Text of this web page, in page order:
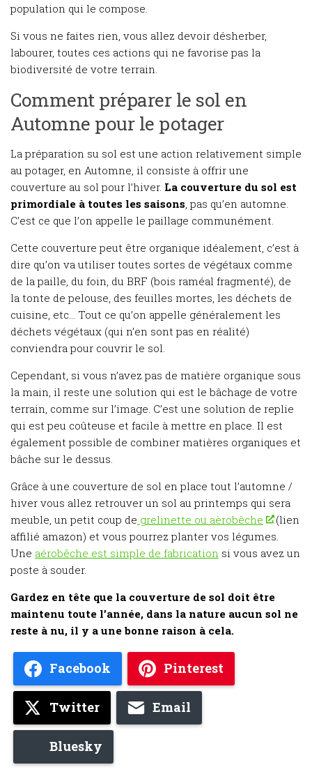
population qui le compose.
Si vous ne faites rien, vous allez devoir désherber,
labourer, toutes ces actions qui ne favorise pas la
biodiversité de votre terrain.
Comment préparer le sol en
Automne pour le potager
La préparation su sol est une action relativement simple
au potager, en Automne, il consiste à offrir une
couverture au sol pour l’hiver. La couverture du sol est
primordiale à toutes les saisons , pas qu’en automne.
C’est ce que l’on appelle le paillage communément.
Cette couverture peut être organique idéalement, c’est à
dire qu’on va utiliser toutes sortes de végétaux comme
de la paille, du foin, du BRF (bois raméal fragmenté), de
la tonte de pelouse, des feuilles mortes, les déchets de
cuisine, etc… Tout ce qu’on appelle généralement les
déchets végétaux (qui n’en sont pas en réalité)
conviendra pour couvrir le sol.
Cependant, si vous n’avez pas de matière organique sous
la main, il reste une solution qui est le bâchage de votre
terrain, comme sur l’image. C’est une solution de replie
qui est peu coûteuse et facile à mettre en place. Il est
également possible de combiner matières organiques et
bâche sur le dessus.
Grâce à une couverture de sol en place tout l’automne /
hiver vous allez retrouver un sol au printemps qui sera
meuble, un petit coup de grelinette ou aèrobêche
(lien
affilié amazon) et vous pourrez planter vos légumes.
Une aérobêche est simple de fabrication si vous avez un
poste à souder.
Gardez en tête que la couverture de sol doit être
maintenu toute l’année, dans la nature aucun sol ne
reste à nu, il y a une bonne raison à cela.
Facebook Pinterest
Twitter Email
Bluesky